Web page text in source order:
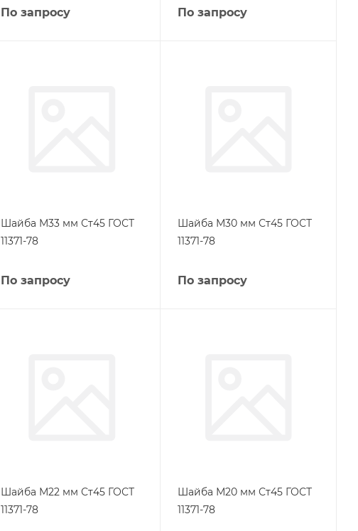
По запросу По запросу
Шайба М33 мм Ст45 ГОСТ
11371-78
По запросу
Шайба М30 мм Ст45 ГОСТ
11371-78
По запросу
Шайба М22 мм Ст45 ГОСТ
11371-78
Шайба М20 мм Ст45 ГОСТ
11371-78